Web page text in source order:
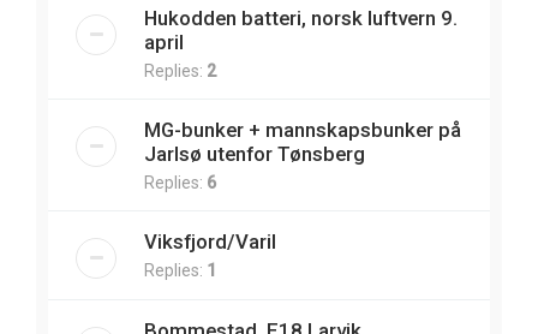
Hukodden batteri, norsk luftvern 9.
april
Replies: 2
MG-bunker + mannskapsbunker på
Jarlsø utenfor Tønsberg
Replies: 6
Viksfjord/Varil
Replies: 1